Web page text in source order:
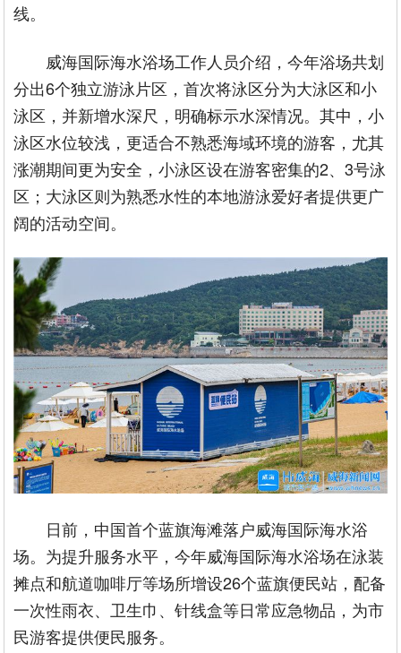
线。
威海国际海水浴场工作人员介绍，今年浴场共划
分出6个独立游泳片区，首次将泳区分为大泳区和小
泳区，并新增水深尺，明确标示水深情况。其中，小
泳区水位较浅，更适合不熟悉海域环境的游客，尤其
涨潮期间更为安全，小泳区设在游客密集的2、3号泳
区；大泳区则为熟悉水性的本地游泳爱好者提供更广
阔的活动空间。
日前，中国首个蓝旗海滩落户威海国际海水浴
场。为提升服务水平，今年威海国际海水浴场在泳装
摊点和航道咖啡厅等场所增设26个蓝旗便民站，配备
一次性雨衣、卫生巾、针线盒等日常应急物品，为市
民游客提供便民服务。